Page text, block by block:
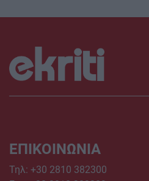
ΕΠΙΚΟΙΝΩΝΙΑ
Τηλ: +30 2810 382300